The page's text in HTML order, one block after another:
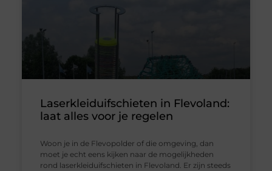
Laserkleiduifschieten in Flevoland:
laat alles voor je regelen
Woon je in de Flevopolder of die omgeving, dan
moet je echt eens kijken naar de mogelijkheden
rond laserkleiduifschieten in Flevoland. Er zijn steeds